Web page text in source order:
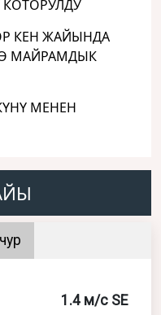
КЕН ЖАЙЫНДА
МАЙРАМДЫК
МЕНЕН
1.4 м/с SE